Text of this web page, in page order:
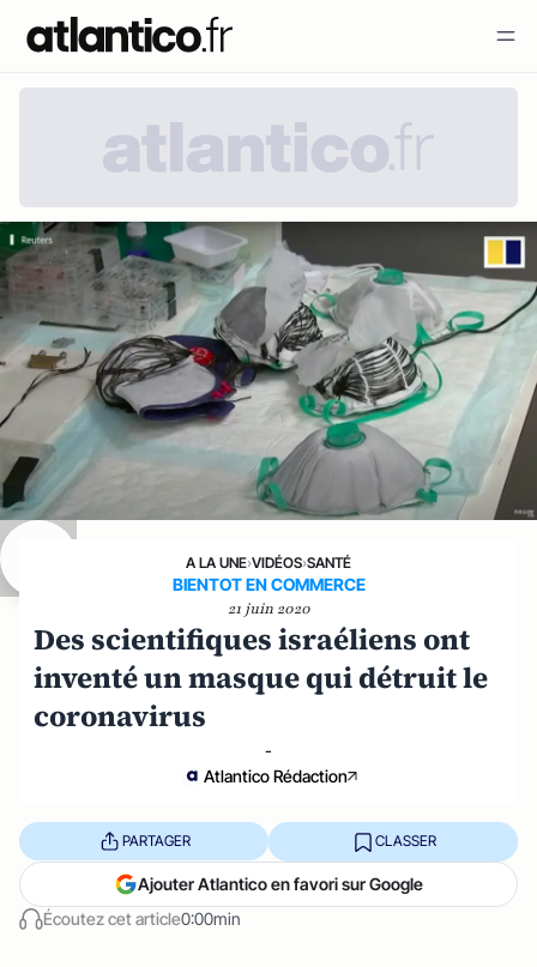
A LA UNE›VIDÉOS›SANTÉ
BIENTOT EN COMMERCE
21 juin 2020
Des scientifiques israéliens ont
inventé un masque qui détruit le
coronavirus
-
Atlantico Rédaction
Écoutez cet article0:00min
PARTAGER CLASSER
Ajouter Atlantico en favori sur Google